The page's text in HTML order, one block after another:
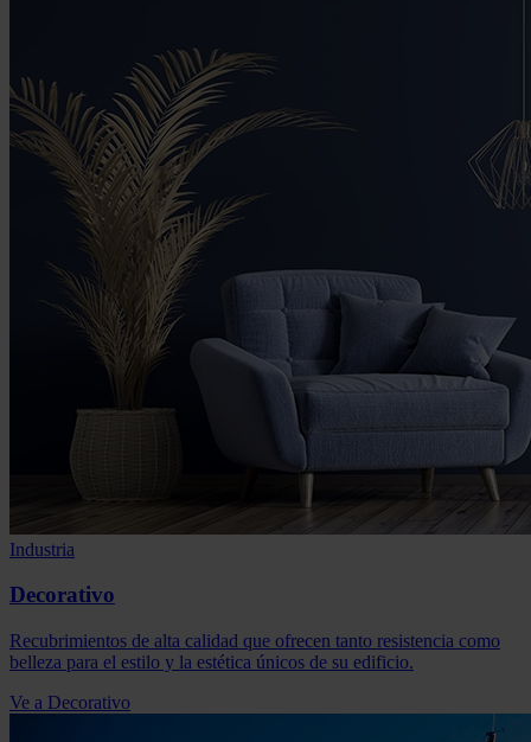
Industria
Decorativo
Recubrimientos de alta calidad que ofrecen tanto resistencia como
belleza para el estilo y la estética únicos de su edificio.
Ve a Decorativo